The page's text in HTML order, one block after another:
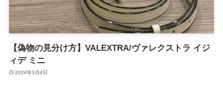
【偽物の見分け方】VALEXTRA/ヴァレクストラ イジ
ィデ ミニ
2024年3月4日